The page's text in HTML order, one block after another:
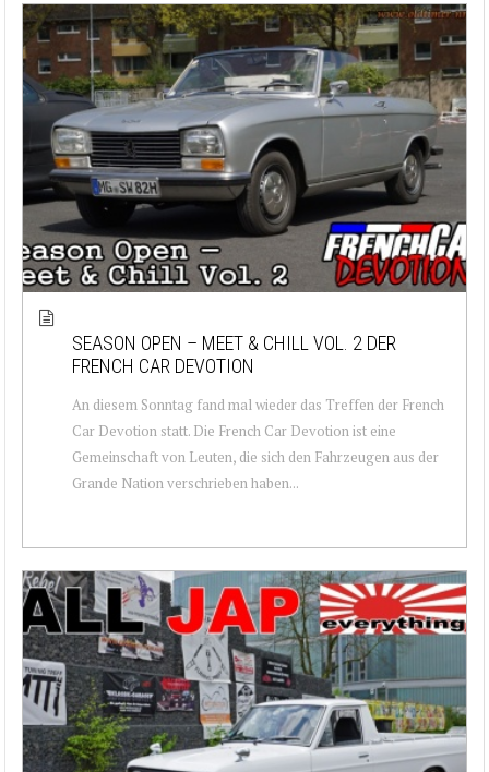
SEASON OPEN – MEET & CHILL VOL. 2 DER
FRENCH CAR DEVOTION
An diesem Sonntag fand mal wieder das Treffen der French
Car Devotion statt. Die French Car Devotion ist eine
Gemeinschaft von Leuten, die sich den Fahrzeugen aus der
Grande Nation verschrieben haben...